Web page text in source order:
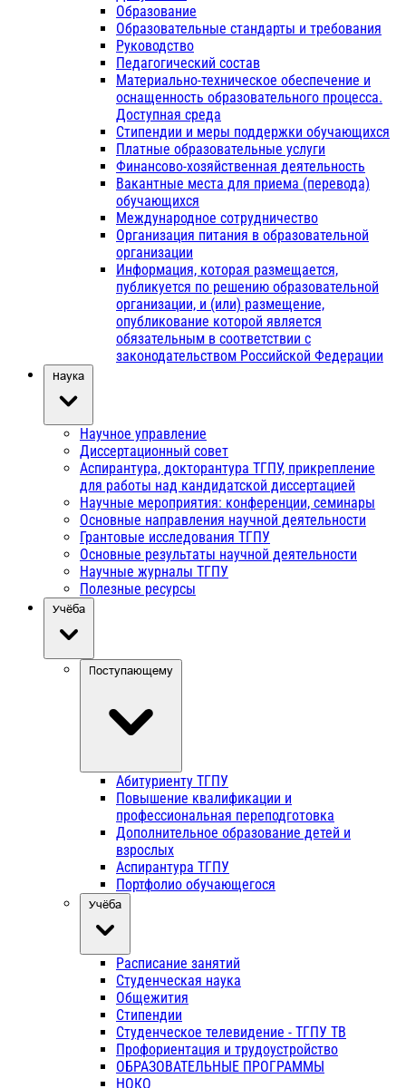
Образование
Образовательные стандарты и требования
Руководство
Педагогический состав
Материально-техническое обеспечение и
оснащенность образовательного процесса.
Доступная среда
Стипендии и меры поддержки обучающихся
Платные образовательные услуги
Финансово-хозяйственная деятельность
Вакантные места для приема (перевода)
обучающихся
Международное сотрудничество
Организация питания в образовательной
организации
Информация, которая размещается,
публикуется по решению образовательной
организации, и (или) размещение,
опубликование которой является
обязательным в соответствии с
законодательством Российской Федерации
Наука
Научное управление
Диссертационный совет
Аспирантура, докторантура ТГПУ, прикрепление
для работы над кандидатской диссертацией
Научные мероприятия: конференции, семинары
Основные направления научной деятельности
Грантовые исследования ТГПУ
Основные результаты научной деятельности
Научные журналы ТГПУ
Полезные ресурсы
Учёба
Поступающему
Абитуриенту ТГПУ
Повышение квалификации и
профессиональная переподготовка
Дополнительное образование детей и
взрослых
Аспирантура ТГПУ
Портфолио обучающегося
Учёба
Расписание занятий
Студенческая наука
Общежития
Стипендии
Студенческое телевидение - ТГПУ ТВ
Профориентация и трудоустройство
ОБРАЗОВАТЕЛЬНЫЕ ПРОГРАММЫ
НОКО